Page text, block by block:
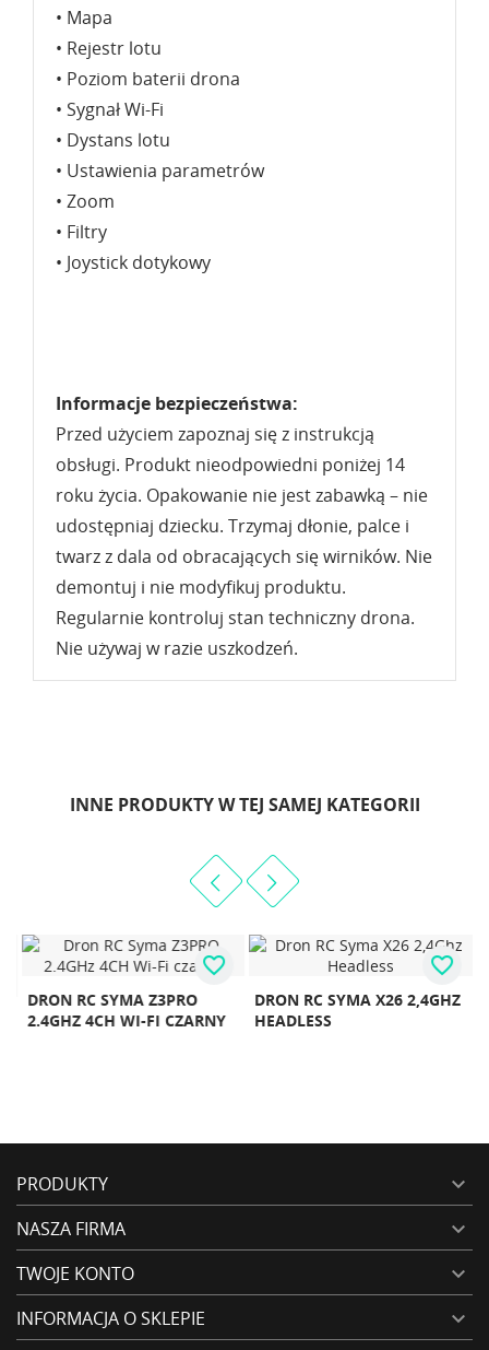
• Mapa
• Rejestr lotu
• Poziom baterii drona
• Sygnał Wi-Fi
• Dystans lotu
• Ustawienia parametrów
• Zoom
• Filtry
• Joystick dotykowy
Informacje bezpieczeństwa:
Przed użyciem zapoznaj się z instrukcją
obsługi. Produkt nieodpowiedni poniżej 14
roku życia. Opakowanie nie jest zabawką – nie
udostępniaj dziecku. Trzymaj dłonie, palce i
twarz z dala od obracających się wirników. Nie
demontuj i nie modyfikuj produktu.
Regularnie kontroluj stan techniczny drona.
Nie używaj w razie uszkodzeń.
INNE PRODUKTY W TEJ SAMEJ KATEGORII
DRON RC SYMA Z3PRO
2.4GHZ 4CH WI-FI CZARNY
favorite_border
DRON RC SYMA X26 2,4GHZ
HEADLESS
favorite_border
PRODUKTY 
NASZA FIRMA 
TWOJE KONTO 
INFORMACJA O SKLEPIE 